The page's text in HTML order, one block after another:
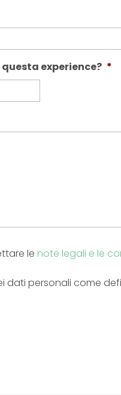
experience? *
le note legali e le
personali come